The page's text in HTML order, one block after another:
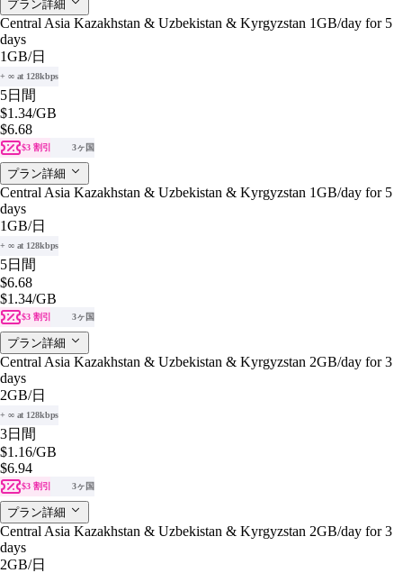
プラン詳細
Central Asia Kazakhstan & Uzbekistan & Kyrgyzstan 1GB/day for 5
days
1GB/日
+ ∞ at 128kbps
5日間
$1.34/GB
$6.68
$3 割引 3ヶ国
プラン詳細
Central Asia Kazakhstan & Uzbekistan & Kyrgyzstan 1GB/day for 5
days
1GB/日
+ ∞ at 128kbps
5日間
$6.68
$1.34/GB
$3 割引 3ヶ国
プラン詳細
Central Asia Kazakhstan & Uzbekistan & Kyrgyzstan 2GB/day for 3
days
2GB/日
+ ∞ at 128kbps
3日間
$1.16/GB
$6.94
$3 割引 3ヶ国
プラン詳細
Central Asia Kazakhstan & Uzbekistan & Kyrgyzstan 2GB/day for 3
days
2GB/日